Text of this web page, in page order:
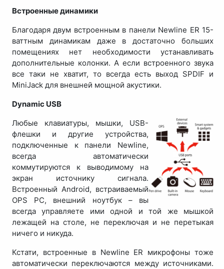
Встроенные динамики
Благодаря двум встроенным в панели Newline ER 15-
ваттным динамикам даже в достаточно больших
помещениях нет необходимости устанавливать
дополнительные колонки. А если встроенного звука
все таки не хватит, то всегда есть выход SPDIF и
MiniJack для внешней мощной акустики.
Dynamic USB
Любые клавиатуры, мышки, USB-
флешки и другие устройства,
подключенные к панели Newline,
всегда автоматически
коммутируются к выводимому на
экран источнику сигнала.
Встроенный Android, встраиваемый
OPS PC, внешний ноутбук – вы
всегда управляете ими одной и той же мышкой
лежащей на столе, не переключая и не перетыкая
ничего и никуда.
Кстати, встроенные в Newline ER микрофоны тоже
автоматически переключаются между источниками.